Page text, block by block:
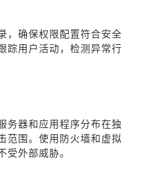
，确保权限配置符合安全
踪用户活动，检测异常行
务器和应用程序分布在独
范围。使用防火墙和虚拟
外部威胁。